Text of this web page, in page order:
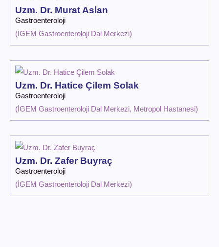
Uzm. Dr. Murat Aslan
Gastroenteroloji
(İGEM Gastroenteroloji Dal Merkezi)
Uzm. Dr. Hatice Çilem Solak
Gastroenteroloji
(İGEM Gastroenteroloji Dal Merkezi, Metropol Hastanesi)
Uzm. Dr. Zafer Buyraç
Gastroenteroloji
(İGEM Gastroenteroloji Dal Merkezi)